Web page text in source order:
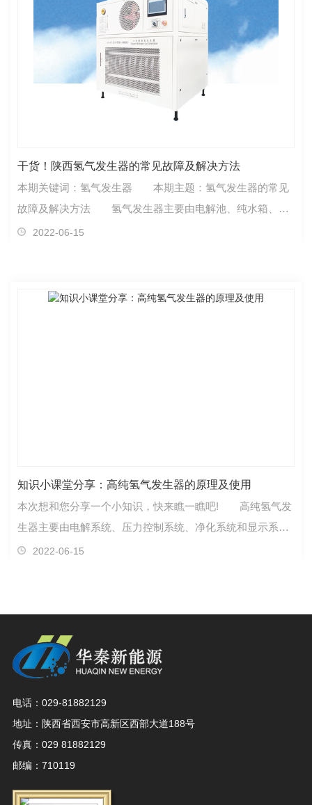
干货！陕西氢气发生器的常见故障及解决方法
本期关键词：氢气发生器 本期主题：氢气发生器的常见
故障及解决方法 氢气发生器主要由电解池、纯水箱、收
集器、传感器等部件组成，通过电解KOH的水溶液制备氢
示是否与色谱仪用气量一致，如流量指示超出色谱仪实际用
2022-06-15
知识小课堂分享：高纯氢气发生器的原理及使用
本次想和您分享一个小知识，快来瞧一瞧吧! 高纯氢气发
生器主要由电解系统、压力控制系统、净化系统和显示系统
组成。 高纯氢气发生器的使用方法： 1、将高纯氢气
2022-06-15
电话：029-81882129
地址：陕西省西安市高新区西部大道188号
传真：029 81882129
邮编：710119